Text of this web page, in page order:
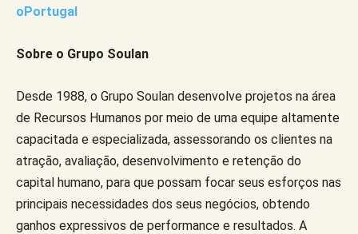
oPortugal
Sobre o Grupo Soulan
Desde 1988, o Grupo Soulan desenvolve projetos na área
de Recursos Humanos por meio de uma equipe altamente
capacitada e especializada, assessorando os clientes na
atração, avaliação, desenvolvimento e retenção do
capital humano, para que possam focar seus esforços nas
principais necessidades dos seus negócios, obtendo
ganhos expressivos de performance e resultados. A